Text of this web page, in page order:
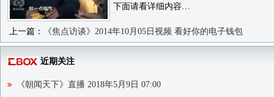
下面请看详细内容…
上一篇： 《焦点访谈》2014年10月05日视频 看好你的电子钱包
近期关注
《朝闻天下》直播 2018年5月9日 07:00